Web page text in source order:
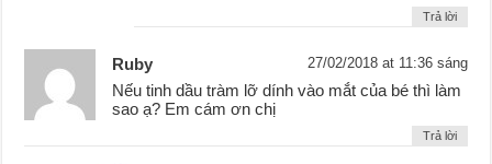
Trả lời
Ruby 27/02/2018 at 11:36 sáng
Nếu tinh dầu tràm lỡ dính vào mắt của bé thì làm
sao ạ? Em cám ơn chị
Trả lời